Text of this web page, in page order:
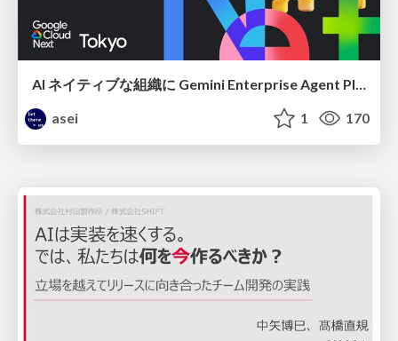
AI ネイティブな組織に Gemini Enterprise Agent Platform がなぜ必要なのか
asei
1 170